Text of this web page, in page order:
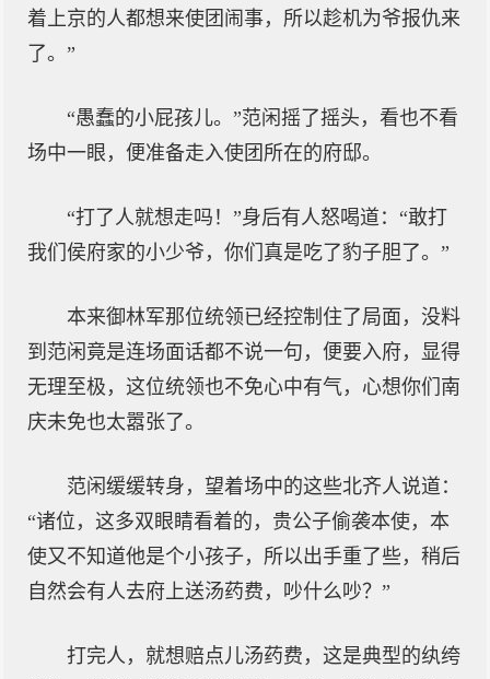
着上京的人都想来使团闹事，所以趁机为爷报仇来
了。”
“愚蠢的小屁孩儿。”范闲摇了摇头，看也不看
场中一眼，便准备走入使团所在的府邸。
“打了人就想走吗！”身后有人怒喝道：“敢打
我们侯府家的小少爷，你们真是吃了豹子胆了。”
本来御林军那位统领已经控制住了局面，没料
到范闲竟是连场面话都不说一句，便要入府，显得
无理至极，这位统领也不免心中有气，心想你们南
庆未免也太嚣张了。
范闲缓缓转身，望着场中的这些北齐人说道：
“诸位，这多双眼睛看着的，贵公子偷袭本使，本
使又不知道他是个小孩子，所以出手重了些，稍后
自然会有人去府上送汤药费，吵什么吵？”
打完人，就想赔点儿汤药费，这是典型的纨绔